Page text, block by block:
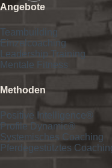
Angebote
Teambuilding
Einzelcoaching
Leadership Training
Mentale Fitness
Methoden
Positive Intelligence®
Profile Dynamic®
Systemisches Coaching
Pferdegestütztes